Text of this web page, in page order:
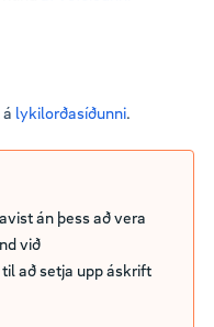
lykilorðasíðunni.
án þess að vera
við
að setja upp áskrift